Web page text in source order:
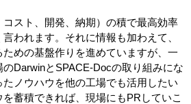
スト、開発、納期）の積で最高効率
われます。それに情報も加わえて、
めの基盤作りを進めていますが、一
DarwinとSPACE-Docの取り組みにな
ノウハウを他の工場でも活用したい
蓄積できれば、現場にもPRしていこ